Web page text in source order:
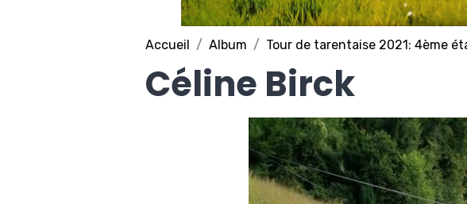
Accueil Album Tour de tarentaise 2021: 4ème
Céline Birck